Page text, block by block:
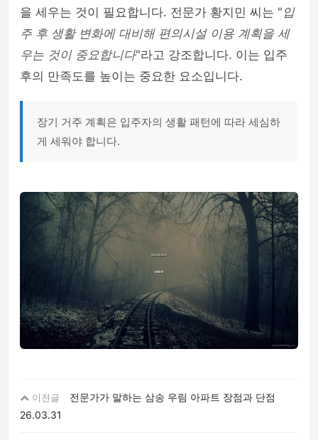
을 세우는 것이 필요합니다. 전문가 황지민 씨는 " 입
주 후 생활 변화에 대비해 편의시설 이용 계획을 세
우는 것이 중요합니다"라고 강조합니다. 이는 입주
후의 만족도를 높이는 중요한 요소입니다.
장기 거주 계획은 입주자의 생활 패턴에 따라 세심하
게 세워야 합니다.
이전글
전문가가 말하는 삼송 우림 아파트 장점과 단점
26.03.31